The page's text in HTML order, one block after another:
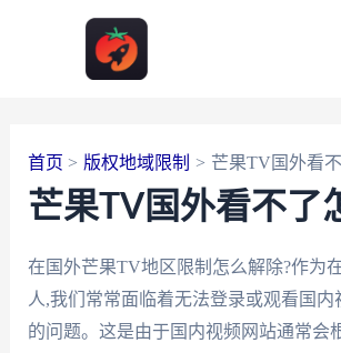
首页 版权地域限制 芒果TV国外看
芒果TV国外看不了
在国外芒果TV地区限制怎么解除?作为
人,我们常常面临着无法登录或观看国内
的问题。这是由于国内视频网站通常会